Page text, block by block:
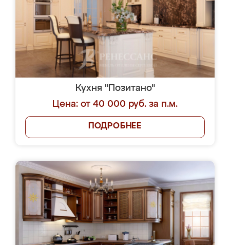
Кухня "Позитано"
Цена: от 40 000 руб. за п.м.
ПОДРОБНЕЕ